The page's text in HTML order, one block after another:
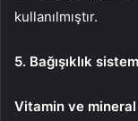
kullanılmıştır.
5. Bağışıklık
Vitamin ve